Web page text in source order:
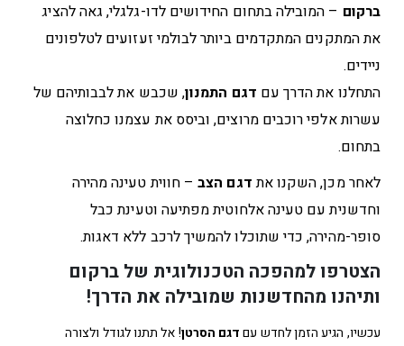
ברקום – המובילה בתחום החידושים לדו-גלגלי, גאה להציג
את המתקנים המתקדמים ביותר לבולמי זעזועים לטלפונים
ניידים.
התחלנו את הדרך עם דגם התמנון, שכבש את לבבותיהם של
עשרות אלפי רוכבים מרוצים, וביסס את עצמנו כחלוצה
בתחום.
לאחר מכן, השקנו אתדגם הצב– חווית טעינה מהירה
וחדשנית עם טעינה אלחוטית מפתיעה וטעינת כבל
סופר-מהירה, כדי שתוכלו להמשיך לרכב ללא דאגות.
הצטרפו למהפכה הטכנולוגית של ברקום
ותיהנו מהחדשנות שמובילה את הדרך!
עכשיו, הגיע הזמן לחדש עםדגם הסרטן! אל תתנו לגודל ולצורה